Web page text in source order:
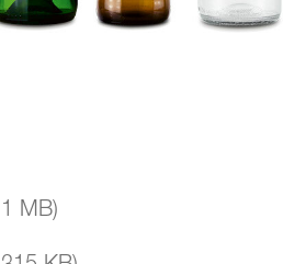
1 MB)